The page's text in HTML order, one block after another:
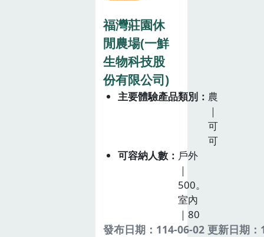
福灣莊園休
閒農場(一鮮
生物科技股
份有限公司)
主要體驗產品類別
農
｜
可
可
可容納人數
戶外
｜
500。
室內
｜80
發布日期：114-06-02 更新日期